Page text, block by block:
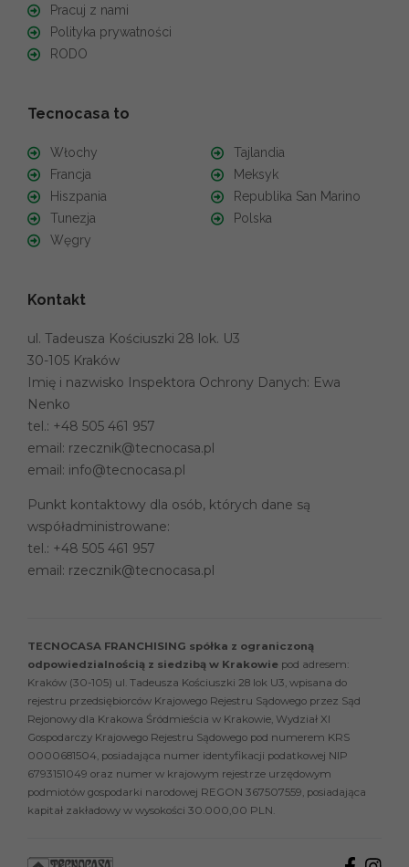
Pracuj z nami
Polityka prywatności
RODO
Tecnocasa to
Włochy
Francja
Hiszpania
Tunezja
Węgry
Tajlandia
Meksyk
Republika San Marino
Polska
Kontakt
ul. Tadeusza Kościuszki 28 lok. U3
30-105 Kraków
Imię i nazwisko Inspektora Ochrony Danych: Ewa
Nenko
tel.: +48 505 461 957
email: rzecznik@tecnocasa.pl
email: info@tecnocasa.pl
Punkt kontaktowy dla osób, których dane są
współadministrowane:
tel.: +48 505 461 957
email: rzecznik@tecnocasa.pl
TECNOCASA FRANCHISING spółka z ograniczoną
odpowiedzialnością z siedzibą w Krakowie pod adresem:
Kraków (30-105) ul. Tadeusza Kościuszki 28 lok U3, wpisana do
rejestru przedsiębiorców Krajowego Rejestru Sądowego przez Sąd
Rejonowy dla Krakowa Śródmieścia w Krakowie, Wydział XI
Gospodarczy Krajowego Rejestru Sądowego pod numerem KRS
0000681504, posiadająca numer identyfikacji podatkowej NIP
6793151049 oraz numer w krajowym rejestrze urzędowym
podmiotów gospodarki narodowej REGON 367507559, posiadająca
kapitał zakładowy w wysokości 30.000,00 PLN.